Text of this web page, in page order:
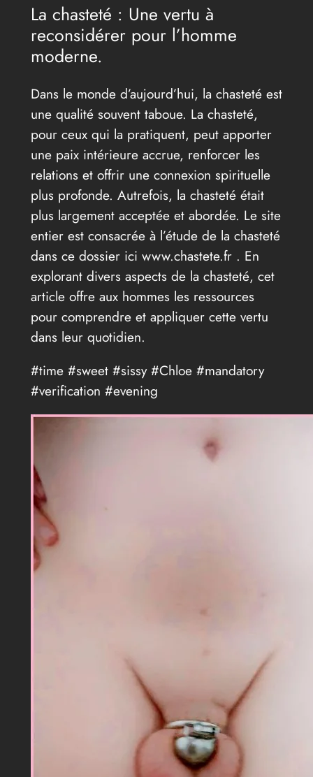
La chasteté : Une vertu à
reconsidérer pour l’homme
moderne.
Dans le monde d’aujourd’hui, la chasteté est
une qualité souvent taboue. La chasteté,
pour ceux qui la pratiquent, peut apporter
une paix intérieure accrue, renforcer les
relations et offrir une connexion spirituelle
plus profonde. Autrefois, la chasteté était
plus largement acceptée et abordée. Le site
entier est consacrée à l’étude de la chasteté
dans ce dossier ici www.chastete.fr . En
explorant divers aspects de la chasteté, cet
article offre aux hommes les ressources
pour comprendre et appliquer cette vertu
dans leur quotidien.
#time #sweet #sissy #Chloe #mandatory
#verification #evening